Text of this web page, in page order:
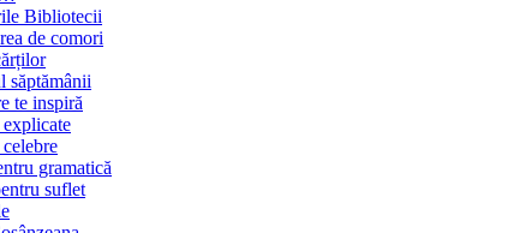
Bibliotecii
de comori
săptămânii
te inspiră
gramatică
suflet